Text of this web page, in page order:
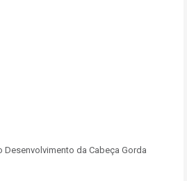
da Cabeça Gorda